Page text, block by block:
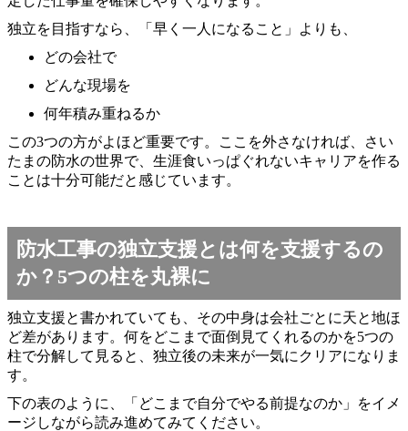
独立を目指すなら、「早く一人になること」よりも、
どの会社で
どんな現場を
何年積み重ねるか
この3つの方がよほど重要です。ここを外さなければ、さい
たまの防水の世界で、生涯食いっぱぐれないキャリアを作る
ことは十分可能だと感じています。
防水工事の独立支援とは何を支援するの
か？5つの柱を丸裸に
独立支援と書かれていても、その中身は会社ごとに天と地ほ
ど差があります。何をどこまで面倒見てくれるのかを5つの
柱で分解して見ると、独立後の未来が一気にクリアになりま
す。
下の表のように、「どこまで自分でやる前提なのか」をイメ
ージしながら読み進めてみてください。